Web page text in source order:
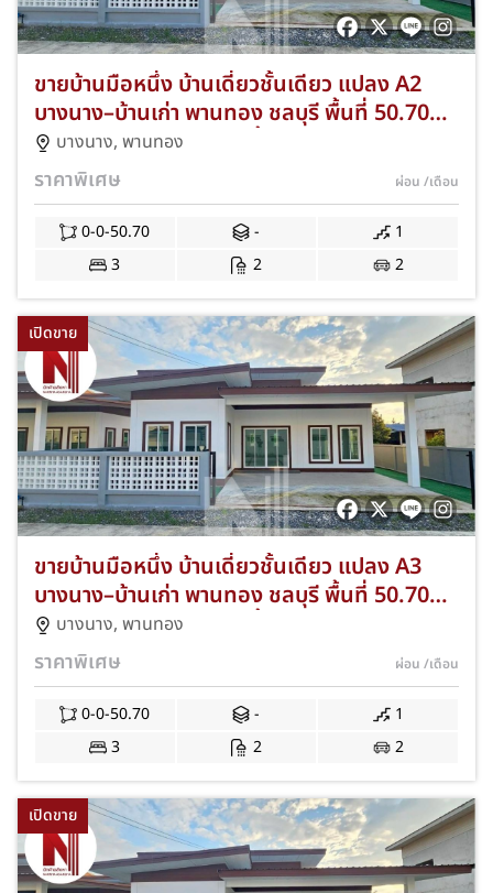
ขายบ้านมือหนึ่ง บ้านเดี่ยวชั้นเดียว แปลง A2
บางนาง–บ้านเก่า พานทอง ชลบุรี พื้นที่ 50.70
ตร.ว. 3 ห้องนอน 2 ห้องน้ำ ฟรีค่าโอน+แอร์
พร้อมเข้าอยู่ JS-276
บางนาง, พานทอง
ราคาพิเศษ ผ่อน /เดือน
0-0-50.70 -
1
3
2 2
เปิดขาย
ขายบ้านมือหนึ่ง บ้านเดี่ยวชั้นเดียว แปลง A3
บางนาง–บ้านเก่า พานทอง ชลบุรี พื้นที่ 50.70
ตร.ว. 3 ห้องนอน 2 ห้องน้ำ ฟรีค่าโอน+แอร์
พร้อมเข้าอยู่ JS-276
บางนาง, พานทอง
ราคาพิเศษ ผ่อน /เดือน
0-0-50.70 -
1
3
2 2
เปิดขาย